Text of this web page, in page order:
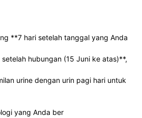
**7 hari setelah tanggal yang Anda
hubungan (15 Juni ke atas)**,
urine dengan urin pagi hari untuk
yang Anda ber